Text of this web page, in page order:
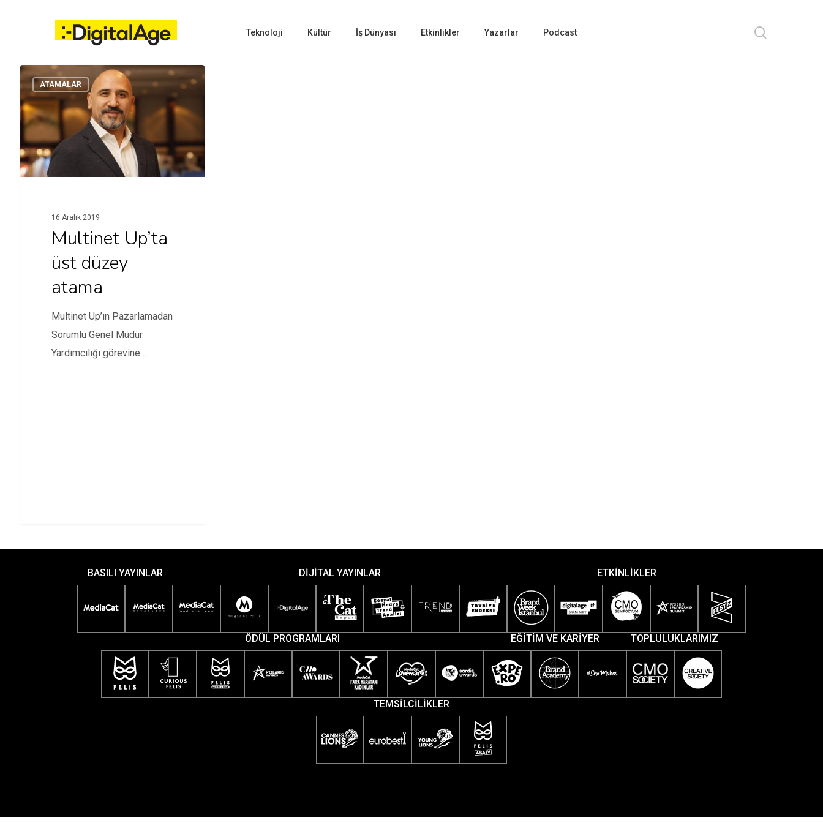
Hit enter to search or ESC to close
Teknoloji Kültür İş Dünyası Etkinlikler Yazarlar Podcast
ATAMALAR
16 Aralık 2019
Multinet Up’ta
üst düzey
atama
Multinet Up’ın Pazarlamadan
Sorumlu Genel Müdür
Yardımcılığı görevine
BASILI YAYINLAR DİJİTAL YAYINLAR ETKİNLİKLER
ÖDÜL PROGRAMLARI EĞİTİM VE KARİYER TOPLULUKLARIMIZ
TEMSİLCİLİKLER